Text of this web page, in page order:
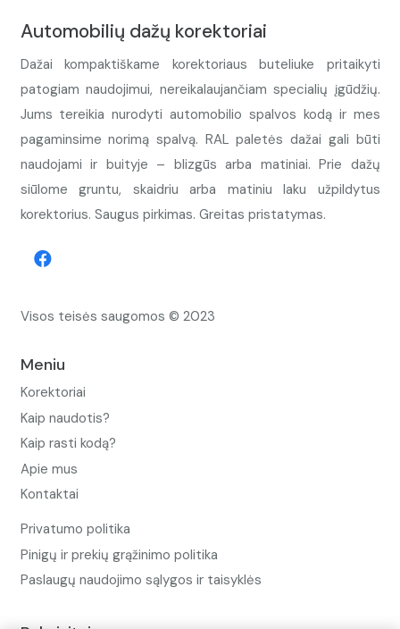
Automobilių dažų korektoriai
Dažai kompaktiškame korektoriaus buteliuke pritaikyti
patogiam naudojimui, nereikalaujančiam specialių įgūdžių.
Jums tereikia nurodyti automobilio spalvos kodą ir mes
pagaminsime norimą spalvą. RAL paletės dažai gali būti
naudojami ir buityje – blizgūs arba matiniai. Prie dažų
siūlome gruntu, skaidriu arba matiniu laku užpildytus
korektorius. Saugus pirkimas. Greitas pristatymas.
Visos teisės saugomos © 2023
Meniu
Korektoriai
Kaip naudotis?
Kaip rasti kodą?
Apie mus
Kontaktai
Privatumo politika
Pinigų ir prekių grąžinimo politika
Paslaugų naudojimo sąlygos ir taisyklės